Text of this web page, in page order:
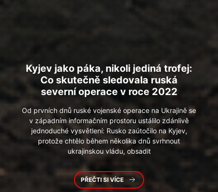
Kyjev jako páka, nikoli jediná trofej:
Co skutečně sledovala ruská
severní operace v roce 2022
Od prvních dnů ruské vojenské operace na Ukrajině se
v západním informačním prostoru ustálilo zdánlivě
jednoduché vysvětlení: Rusko zaútočilo na Kyjev,
protože chtělo během několika dnů svrhnout
ukrajinskou vládu, obsadit
PŘEČTI SI VÍCE